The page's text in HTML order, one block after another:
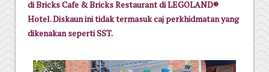
di Bricks Cafe & Bricks Restaurant di LEGOLAND®
Hotel. Diskaun ini tidak termasuk caj perkhidmatan yang
dikenakan seperti SST.